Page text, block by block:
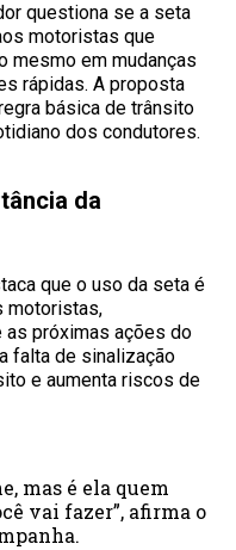
questiona se a seta
motoristas que
mesmo em mudanças
rápidas. A proposta
básica de trânsito
dos condutores.
da
que o uso da seta é
motoristas,
próximas ações do
falta de sinalização
e aumenta riscos de
mas é ela quem
vai fazer”, afirma o